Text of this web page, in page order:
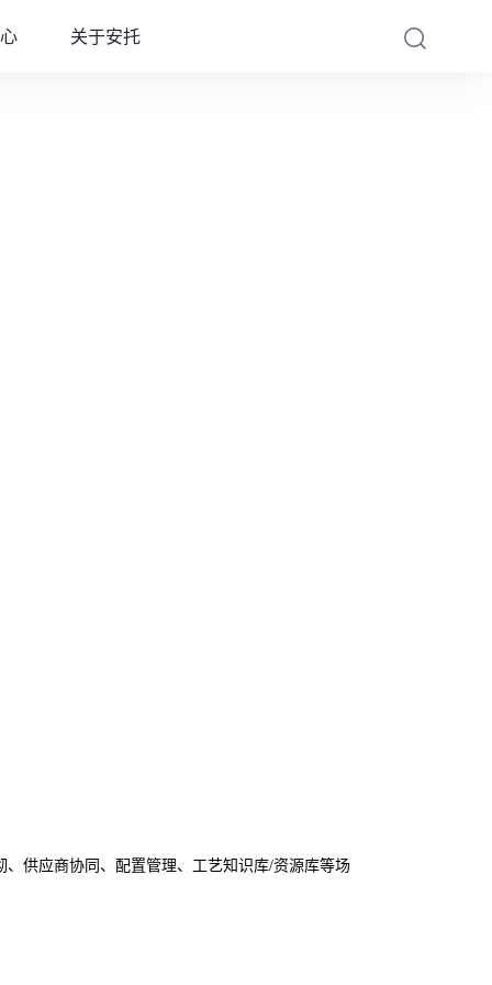
关于安托
供应商协同、配置管理、工艺知识库/资源库等场